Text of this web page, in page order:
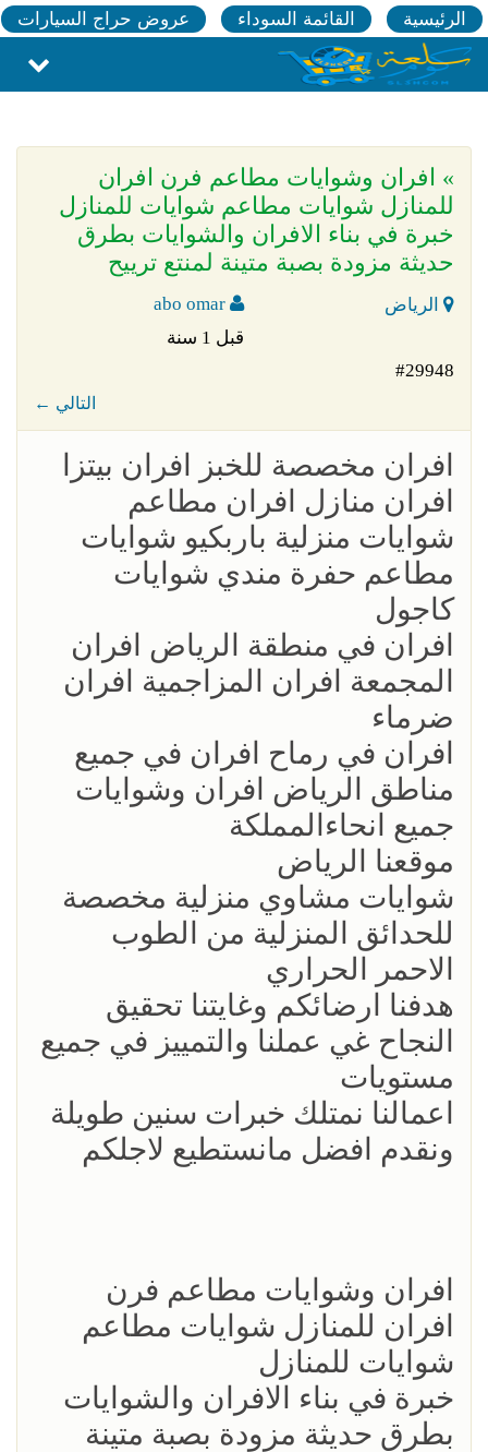
الرئيسية القائمة السوداء عروض حراج السيارات
» افران وشوايات مطاعم فرن افران
للمنازل شوايات مطاعم شوايات للمنازل
خبرة في بناء الافران والشوايات بطرق
حديثة مزودة بصبة متينة لمنتع ترييح
الرياض
قبل 1 سنة
#29948
← التالي
افران مخصصة للخبز افران بيتزا
افران منازل افران مطاعم
شوايات منزلية باربكيو شوايات
مطاعم حفرة مندي شوايات
كاجول
افران في منطقة الرياض افران
المجمعة افران المزاجمية افران
ضرماء
افران في رماح افران في جميع
مناطق الرياض افران وشوايات
جميع انحاءالمملكة
موقعنا الرياض
شوايات مشاوي منزلية مخصصة
للحدائق المنزلية من الطوب
الاحمر الحراري
هدفنا ارضائكم وغايتنا تحقيق
النجاح غي عملنا والتمييز في جميع
مستويات
اعمالنا نمتلك خبرات سنين طويلة
ونقدم افضل مانستطيع لاجلكم
افران وشوايات مطاعم فرن
افران للمنازل شوايات مطاعم
شوايات للمنازل
خبرة في بناء الافران والشوايات
بطرق حديثة مزودة بصبة متينة